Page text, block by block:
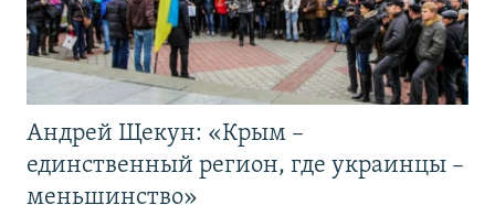
Андрей Щекун: «Крым –
единственный регион, где украинцы –
меньшинство»